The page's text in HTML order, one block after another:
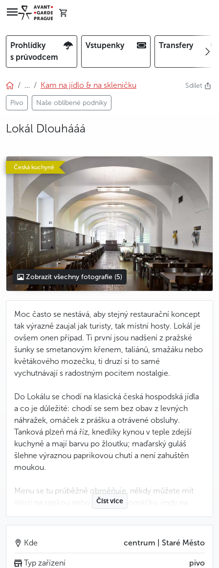
Prohlídky
s průvodcem
Vstupenky Transfery
… Kam na jídlo & na skleničku
Pivo Naše oblíbené podniky
Sdílet
Lokál Dlouhááá
Česká kuchyně
photo 5
Zobrazit všechny fotografie (5)
Moc často se nestává, aby stejný restaurační koncept
tak výrazně zaujal jak turisty, tak místní hosty. Lokál je
ovšem onen případ. Ti první jsou nadšení z pražské
šunky se smetanovým křenem, taliánů, smažáku nebo
květákového mozečku, ti druzí si to samé
vychutnávají s radostným pocitem nostalgie.
Do Lokálu se chodí na klasická česká hospodská jídla
a co je důležité: chodí se sem bez obav z levných
náhražek, omáček z prášku a otrávené obsluhy.
Tanková plzeň má říz, knedlíky kynou v teple zdejší
kuchyně a mají barvu po žloutku; maďarský guláš
šlehne výraznou paprikovou chutí a není zahuštěn
moukou.
Menu se tu průběžně obměňuje, někdy můžete mít
štěstí na rajskou nebo koprovou omáčku, jindy na
nudle s mákem a slepici na paprice. Vždy tu
každopádně naleznete masné dobroty z vlastní
produkce: přeštickou klobásu, debrecínské párky,
jelito, jitrnici nebo také gothaj či tlačenku s cibulí
a octem.
Číst více
Kde centrum | Staré Město
Typ zařízení pivo